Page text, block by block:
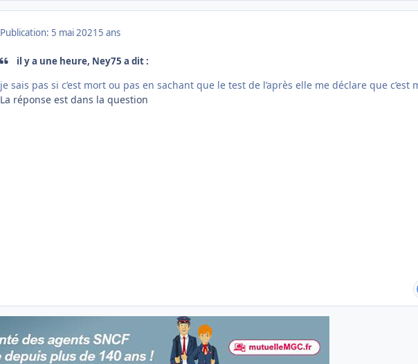
Publication: 5 mai 2021 5 ans
il y a une heure, Ney75 a dit :
je sais pas si c’est mort ou pas en sachant que le test de l’après elle me déclare que c’est
La réponse est dans la question